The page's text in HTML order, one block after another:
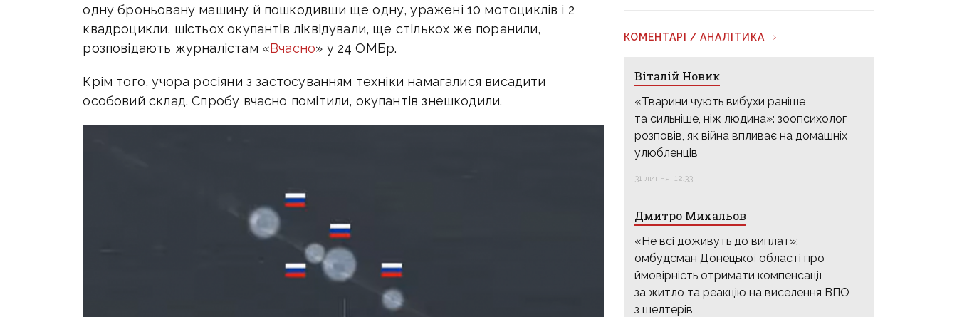
одну броньовану машину й пошкодивши ще одну, уражені 10 мотоциклів і 2
квадроцикли, шістьох окупантів ліквідували, ще стількох же поранили,
розповідають журналістам «Вчасно» у 24 ОМБр.
Крім того, учора росіяни з застосуванням техніки намагалися висадити
особовий склад. Спробу вчасно помітили, окупантів знешкодили.
КОМЕНТАРІ / АНАЛІТИКА
Віталій Новик
«Тварини чують вибухи раніше
та сильніше, ніж людина»: зоопсихолог
розповів, як війна впливає на домашніх
улюбленців
31 липня, 12:33
Дмитро Михальов
«Не всі доживуть до виплат»:
омбудсман Донецької області про
ймовірність отримати компенсації
за житло та реакцію на виселення ВПО
з шелтерів